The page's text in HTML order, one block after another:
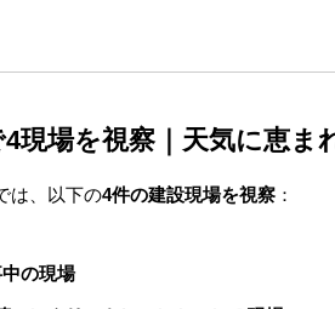
現場を視察｜天気に恵ま
は、以下の4件の建設現場を視察 ：
の現場